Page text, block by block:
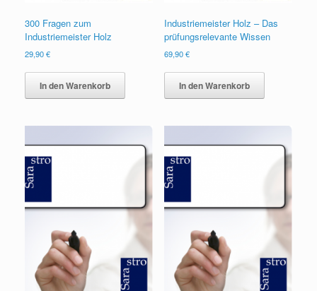
300 Fragen zum
Industriemeister Holz
29,90€
In den Warenkorb
Industriemeister Holz – Das
prüfungsrelevante Wissen
69,90€
In den Warenkorb